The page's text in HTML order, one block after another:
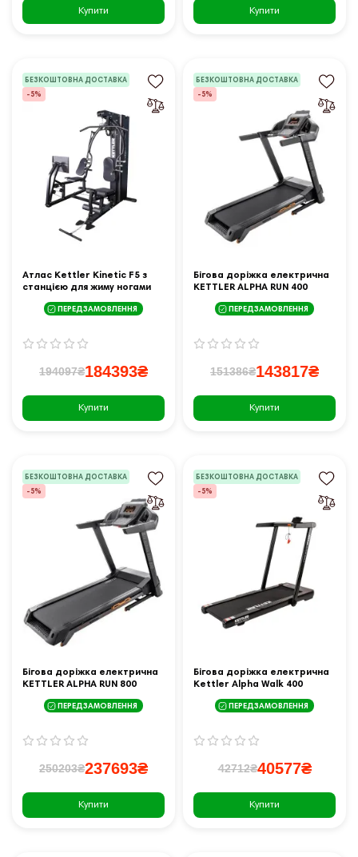
Купити Купити
БЕЗКОШТОВНА ДОСТАВКА
-5%
Атлас Kettler Kinetic F5 з
станцією для жиму ногами
ПЕРЕДЗАМОВЛЕННЯ
194097₴184393₴
Купити
БЕЗКОШТОВНА ДОСТАВКА
-5%
Бігова доріжка електрична
KETTLER ALPHA RUN 400
ПЕРЕДЗАМОВЛЕННЯ
151386₴143817₴
Купити
БЕЗКОШТОВНА ДОСТАВКА
-5%
Бігова доріжка електрична
KETTLER ALPHA RUN 800
ПЕРЕДЗАМОВЛЕННЯ
250203₴237693₴
Купити
БЕЗКОШТОВНА ДОСТАВКА
-5%
Бігова доріжка електрична
Kettler Alpha Walk 400
ПЕРЕДЗАМОВЛЕННЯ
42712₴40577₴
Купити